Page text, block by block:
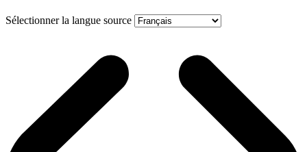
Sélectionner la langue source